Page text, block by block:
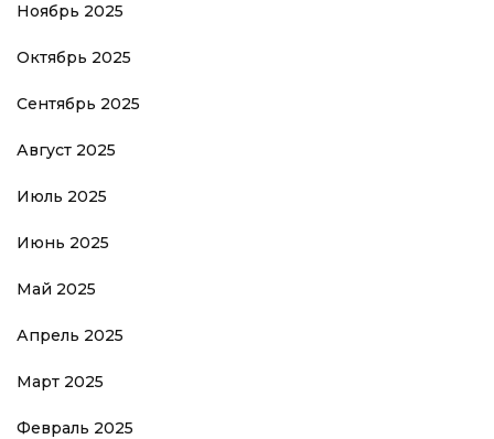
Ноябрь 2025
Октябрь 2025
Сентябрь 2025
Август 2025
Июль 2025
Июнь 2025
Май 2025
Апрель 2025
Март 2025
Февраль 2025